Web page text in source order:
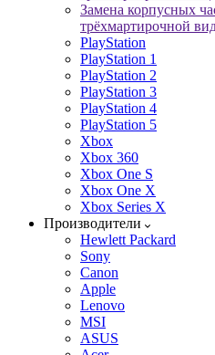
Замена корпусных
трёхмартирочной
PlayStation
PlayStation 1
PlayStation 2
PlayStation 3
PlayStation 4
PlayStation 5
Xbox
Xbox 360
Xbox One S
Xbox One X
Xbox Series X
Производители
Hewlett Packard
Sony
Canon
Apple
Lenovo
MSI
ASUS